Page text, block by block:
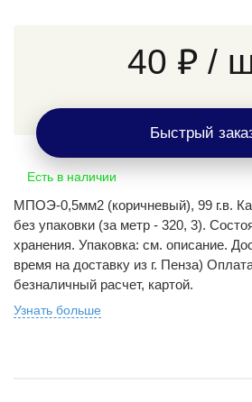
Есть в наличии
МПОЭ-0,5мм2 (коричневый), 99 г.в.
без упаковки (за метр - 320, 3).
хранения. Упаковка: см. описание.
время на доставку из г. Пенза)
безналичный расчет, картой.
Узнать больше
40 ₽/
Быстрый